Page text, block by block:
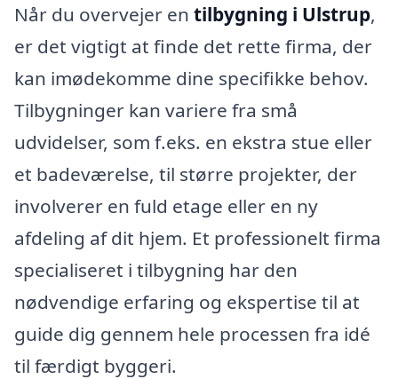
Når du overvejer en tilbygning i Ulstrup,
er det vigtigt at finde det rette firma, der
kan imødekomme dine specifikke behov.
Tilbygninger kan variere fra små
udvidelser, som f.eks. en ekstra stue eller
et badeværelse, til større projekter, der
involverer en fuld etage eller en ny
afdeling af dit hjem. Et professionelt firma
specialiseret i tilbygning har den
nødvendige erfaring og ekspertise til at
guide dig gennem hele processen fra idé
til færdigt byggeri.